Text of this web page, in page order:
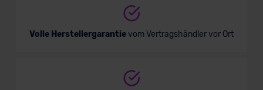
Volle Herstellergarantievom Vertragshändler vor Ort